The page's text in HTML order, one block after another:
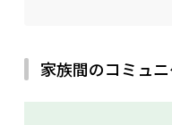
家族間のコミュ